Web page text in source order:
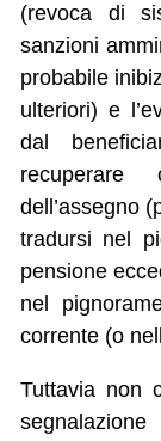
(revoca di
sanzioni
probabile
ulteriori) e
dal
recuperare
dell’assegno
tradursi nel
pensione
nel
corrente (o
Tuttavia non